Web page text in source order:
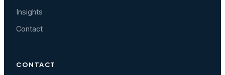
Insights
Contact
CONTACT